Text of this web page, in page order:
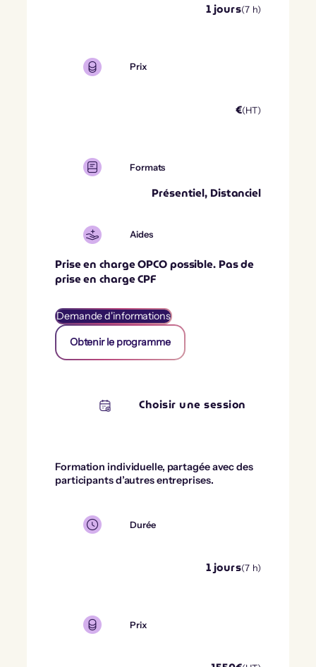
1jours(7 h)
Prix
€(HT)
Formats
Présentiel, Distanciel
Aides
Prise en charge OPCO possible. Pas de
prise en charge CPF
Demande d'informations
Obtenir le programme
Choisir une session
Formation individuelle, partagée avec des
participants d’autres entreprises.
Durée
1jours(7 h)
Prix